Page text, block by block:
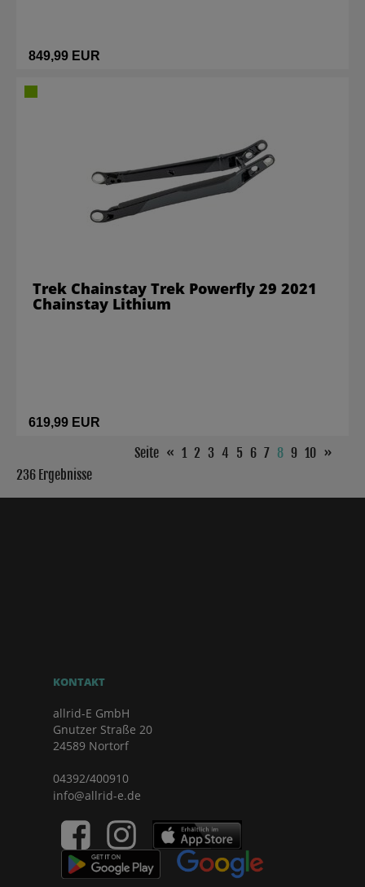
849,99 EUR
619,99 EUR
Trek Chainstay Trek Powerfly 29 2021
Chainstay Lithium
Seite « 1 2 3 4 5 6 7 8 9 10 »
236 Ergebnisse
KONTAKT
allrid-E GmbH
Gnutzer Straße 20
24589 Nortorf
04392/400910
info@allrid-e.de